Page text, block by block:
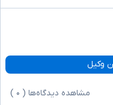
وکیل
مشاهده دیدگاه‌ها ( ۰